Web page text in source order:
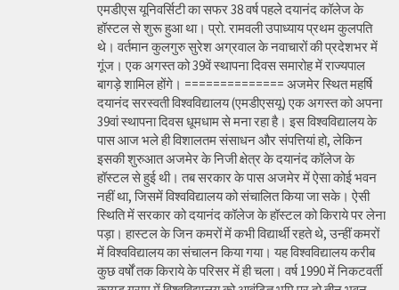
एमडीएस यूनिवर्सिटी का सफर 38 वर्ष पहले दयानंद कॉलेज के
हॉस्टल से शुरू हुआ था। प्रो. रामवली उपाध्याय प्रथम कुलपति
थे। वर्तमान कुलगुरु सुरेश अग्रवाल के नवाचारों की प्रदेशभर में
गूंज। एक अगस्त को 39वें स्थापना दिवस समारोह में राज्यपाल
बागड़े शामिल होंगे। ============== अजमेर स्थित महर्षि
दयानंद सरस्वती विश्वविद्यालय (एमडीएसयू) एक अगस्त को अपना
39वां स्थापना दिवस धूमधाम से मना रहा है। इस विश्वविद्यालय के
पास आज भले ही विशालतम संसाधन और संपत्तियां हो, लेकिन
इसकी शुरुआत अजमेर के निजी क्षेत्र के दयानंद कॉलेज के
हॉस्टल से हुई थी। तब सरकार के पास अजमेर में ऐसा कोई भवन
नहीं था, जिसमें विश्वविद्यालय को संचालित किया जा सके। ऐसी
स्थिति में सरकार को दयानंद कॉलेज के हॉस्टल को किराये पर लेना
पड़ा। हास्टल के जिन कमरों में कभी विद्यार्थी रहते थे, उन्हीं कमरों
में विश्वविद्यालय का संचालन किया गया। यह विश्वविद्यालय करीब
कुछ वर्षों तक किराये के परिसर में ही चला। वर्ष 1990 में निकटवर्ती